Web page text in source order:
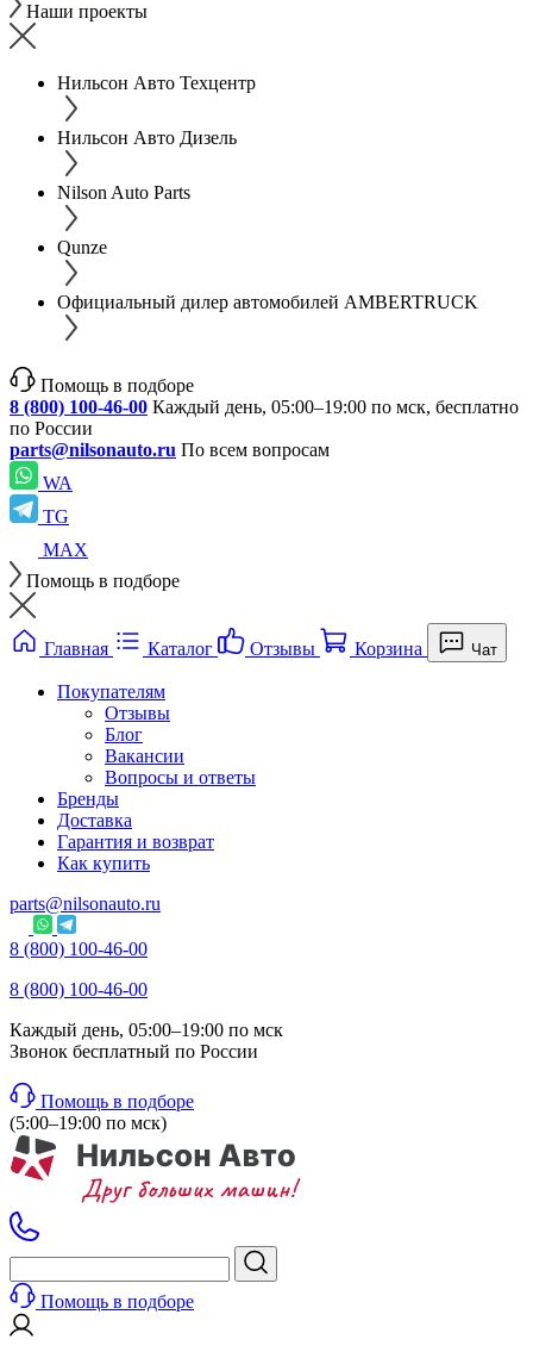
Наши проекты
Нильсон Авто Техцентр
Нильсон Авто Дизель
Nilson Auto Parts
Qunze
Официальный дилер автомобилей AMBERTRUCK
Помощь в подборе
8 (800) 100-46-00 Каждый день, 05:00–19:00 по мск, бесплатно
по России
parts@nilsonauto.ru По всем вопросам
WA
TG
MAX
Помощь в подборе
Главная Каталог Отзывы Корзина Чат
Покупателям
Отзывы
Блог
Вакансии
Вопросы и ответы
Бренды
Доставка
Гарантия и возврат
Как купить
parts@nilsonauto.ru
8 (800) 100-46-00
8 (800) 100-46-00
Каждый день, 05:00–19:00 по мск
Звонок бесплатный по России
Помощь в подборе
(5:00–19:00 по мск)
Помощь в подборе